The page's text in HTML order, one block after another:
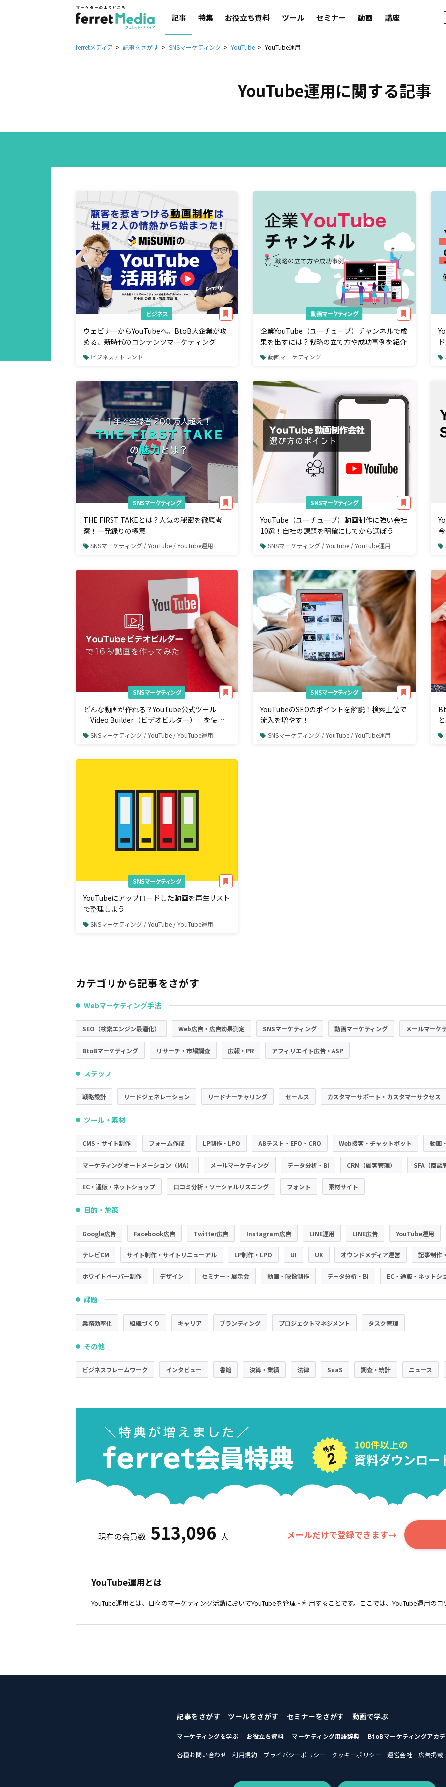
記事 特集 お役立ち資料 ツール セミナー 動画 講座
ferretメディア 記事をさがす SNSマーケティング YouTube YouTube運用
YouTube運用に関する記事
ビジネス
ウェビナーからYouTubeへ。BtoB大企業が攻
める、新時代のコンテンツマーケティング
ビジネス / トレンド
動画マーケティング
企業YouTube（ユーチューブ）チャンネルで成
果を出すには？戦略の立て方や成功事例を紹介
動画マーケティング
SNSマーケティング
THE FIRST TAKEとは？人気の秘密を徹底考
察！一発録りの極意
SNSマーケティング / YouTube / YouTube運用
SNSマーケティング
YouTube（ユーチューブ）動画制作に強い会社
10選！自社の課題を明確にしてから選ぼう
SNSマーケティング / YouTube / YouTube運用
SNSマーケティング
どんな動画が作れる？YouTube公式ツール
「Video Builder（ビデオビルダー）」を使っ
てみたSNSマーケティング / YouTube / YouTube運用
SNSマーケティング
YouTubeのSEOのポイントを解説！検索上位で
流入を増やす！
SNSマーケティング / YouTube / YouTube運用
SNSマーケティング
YouTubeにアップロードした動画を再生リスト
で整理しよう
SNSマーケティング / YouTube / YouTube運用
カテゴリから記事をさがす
● Webマーケティング手法
SEO（検索エンジン最適化） Web広告・広告効果測定 SNSマーケティング 動画マーケティング メールマーケ
BtoBマーケティング リサーチ・市場調査 広報・PR アフィリエイト広告・ASP
● ステップ
戦略設計 リードジェネレーション リードナーチャリング セールス カスタマーサポート・カスタマーサクセス
● ツール・素材
CMS・サイト制作 フォーム作成 LP制作・LPO ABテスト・EFO・CRO Web接客・チャットボット 動画
マーケティングオートメーション（MA） メールマーケティング データ分析・BI CRM（顧客管理） SFA（商談
EC・通販・ネットショップ 口コミ分析・ソーシャルリスニング フォント 素材サイト
● 目的・施策
Google広告 Facebook広告 Twitter広告 Instagram広告 LINE運用 LINE広告 YouTube運用
テレビCM サイト制作・サイトリニューアル LP制作・LPO UI UX オウンドメディア運営 記事制作
ホワイトペーパー制作 デザイン セミナー・展示会 動画・映像制作 データ分析・BI EC・通販・ネットシ
● 課題
業務効率化 組織づくり キャリア ブランディング プロジェクトマネジメント タスク管理
● その他
ビジネスフレームワーク インタビュー 書籍 決算・業績 法律 SaaS 調査・統計 ニュース
現在の会員数 513,096 人 メールだけで登録できます→
YouTube運用とは
YouTube運用とは、日々のマーケティング活動においてYouTubeを管理・利用することです。ここでは、YouTube運用のコ
記事をさがす ツールをさがす セミナーをさがす 動画で学ぶ
マーケティングを学ぶ お役立ち資料 マーケティング用語辞典 BtoBマーケティングアカデ
各種お問い合わせ 利用規約 プライバシーポリシー クッキーポリシー 運営会社 広告掲載